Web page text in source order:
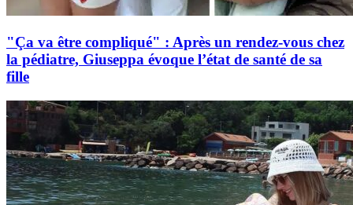
"Ça va être compliqué" : Après un rendez-vous chez
la pédiatre, Giuseppa évoque l’état de santé de sa
fille